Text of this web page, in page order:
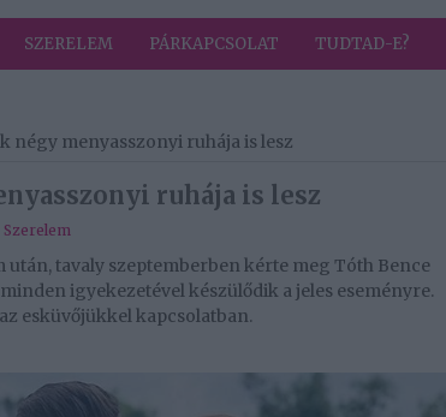
SZERELEM PÁRKAPCSOLAT TUDTAD-E?
négy menyasszonyi ruhája is lesz
ruhája is lesz
Szerelem
után, tavaly szeptemberben kérte meg Tóth Bence
igyekezetével készülődik a jeles eseményre.
esküvőjükkel kapcsolatban.